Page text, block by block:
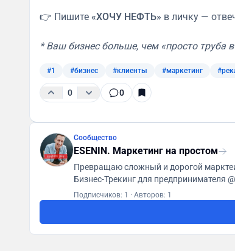
👉 Пишите «ХОЧУ НЕФТЬ» в личку —
* Ваш бизнес больше, чем «просто труба
#1 #бизнес #клиенты #маркетинг
0 0
Сообщество
ESENIN. Маркетинг на простом
Превращаю сложный и дорогой
Подписчиков: 1 · Авторов: 1